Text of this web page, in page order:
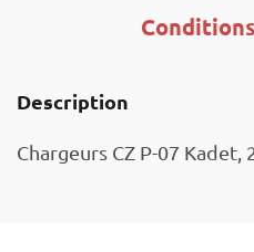
Description
Chargeurs CZ P-07 Kadet,